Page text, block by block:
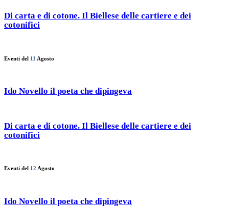
Di carta e di cotone. Il Biellese delle cartiere e dei
cotonifici
Eventi del 11 Agosto
Ido Novello il poeta che dipingeva
Di carta e di cotone. Il Biellese delle cartiere e dei
cotonifici
Eventi del 12 Agosto
Ido Novello il poeta che dipingeva